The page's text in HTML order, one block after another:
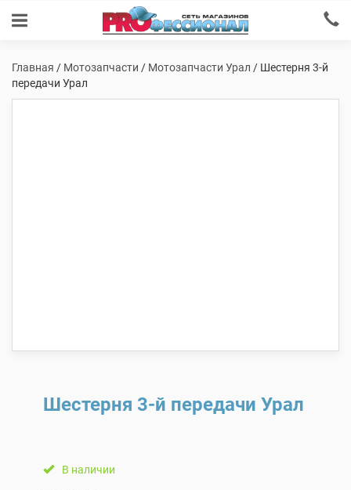
Главная / Мотозапчасти / Мотозапчасти Урал / Шестерня 3-й
передачи Урал
Шестерня 3-й передачи Урал
В наличии